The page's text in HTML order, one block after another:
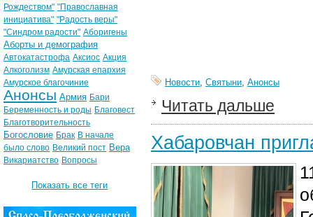
Новости, Святыни, Анонсы
Читать дальше
Хабаровчан
Рождеством" "Православная
инициатива" "Радость веры"
"Синдром радости" Аборигены
Аборты и демография
Автокатастрофа Аксиос Акция
Алкоголизм Амурская епархия
Амурское благочиние
Анонсы Армия Бари
Беременность и роды Благовест
Благотворительность
Богословие Брак В начале
было слово Великий пост Вера
Викариатство Вопросы
Показать все теги